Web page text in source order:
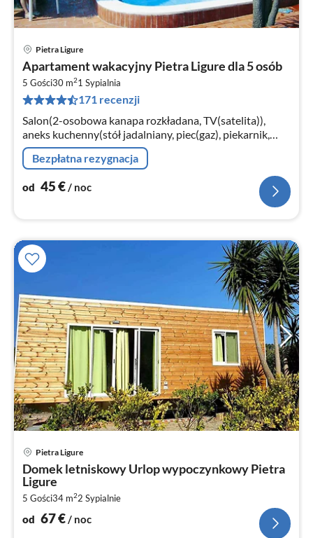
Pietra Ligure
Apartament wakacyjny Pietra Ligure dla 5 osób
5 Gości30 m21 Sypialnia
171 recenzji
Salon(2-osobowa kanapa rozkładana, TV(satelita)),
aneks kuchenny(stół jadalniany, piec(gaz), piekarnik,
kuchenka mikrofalowa, lodówko-zamrażarka)
Bezpłatna rezygnacja
od 45€ / noc
Pietra Ligure
Domek letniskowy Urlop wypoczynkowy Pietra
Ligure
5 Gości34 m22 Sypialnie
od 67€/ noc